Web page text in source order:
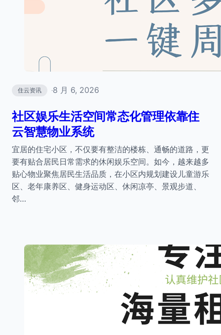
住云资讯 ·8 月 6, 2026
社区娱乐生活空间常态化管理依靠住
云智慧物业系统
宜居的住宅小区，不仅要有整洁的楼栋、通畅的道路，更
要有贴合居民日常需求的休闲娱乐空间。如今，越来越多
贴心物业聚焦居民生活品质，在小区内规划建设儿童游乐
区、老年康养区、健身运动区、休闲凉亭、景观步道、
邻…